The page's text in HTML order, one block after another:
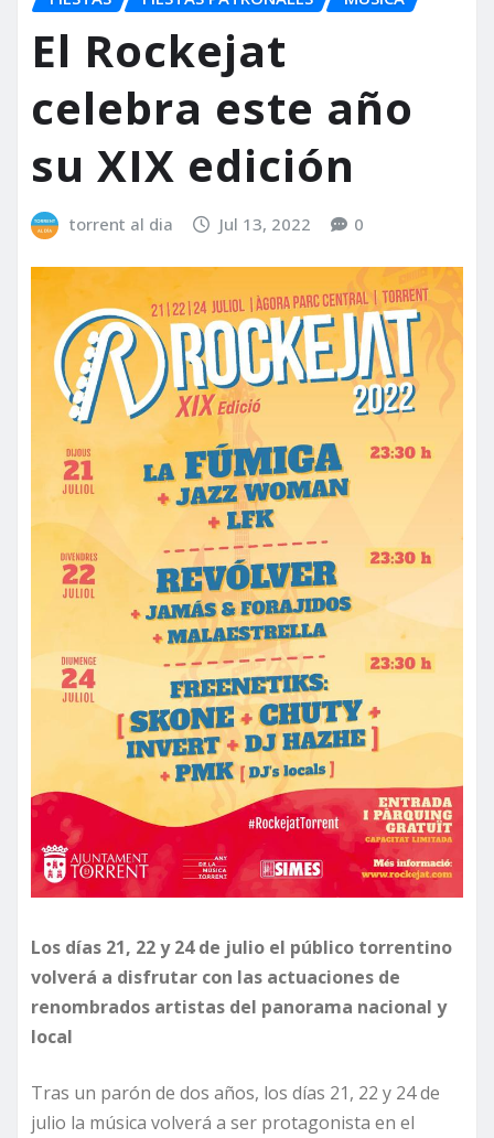
El Rockejat
celebra este año
su XIX edición
torrent al dia Jul 13, 2022 0
Los días 21, 22 y 24 de julio el público torrentino
volverá a disfrutar con las actuaciones de
renombrados artistas del panorama nacional y
local
Tras un parón de dos años, los días 21, 22 y 24 de
julio la música volverá a ser protagonista en el